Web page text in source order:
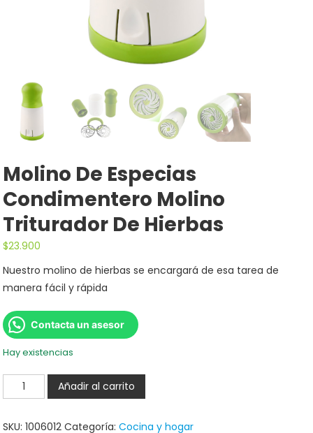
Molino De Especias
Condimentero Molino
Triturador De Hierbas
$23.900
Nuestro molino de hierbas se encargará de esa tarea de
manera fácil y rápida
Contacta un asesor
Hay existencias
Añadir al carrito
SKU:1006012 Categoría:Cocina y hogar